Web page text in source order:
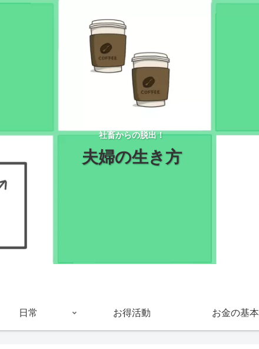
社畜からの脱出！
夫婦の生き方
日常 お得活動 お金の基本